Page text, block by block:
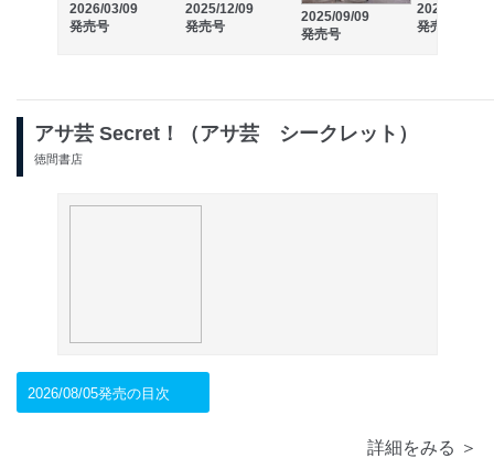
2026/03/09
発売号
2025/12/09
発売号
2025/09/09
発売号
2025/06/09
発売号
アサ芸 Secret！（アサ芸 シークレット）
徳間書店
2026/08/05発売の目次
詳細をみる ＞